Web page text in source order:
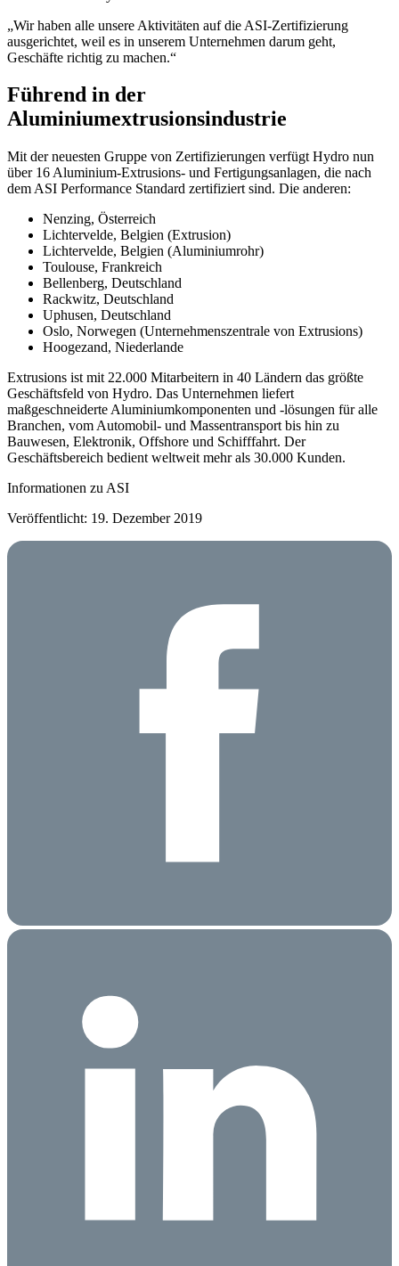
„Wir haben alle unsere Aktivitäten auf die ASI-Zertifizierung
ausgerichtet, weil es in unserem Unternehmen darum geht,
Geschäfte richtig zu machen.“
Führend in der
Aluminiumextrusionsindustrie
Mit der neuesten Gruppe von Zertifizierungen verfügt Hydro nun
über 16 Aluminium-Extrusions- und Fertigungsanlagen, die nach
dem ASI Performance Standard zertifiziert sind. Die anderen:
Nenzing, Österreich
Lichtervelde, Belgien (Extrusion)
Lichtervelde, Belgien (Aluminiumrohr)
Toulouse, Frankreich
Bellenberg, Deutschland
Rackwitz, Deutschland
Uphusen, Deutschland
Oslo, Norwegen (Unternehmenszentrale von Extrusions)
Hoogezand, Niederlande
Extrusions ist mit 22.000 Mitarbeitern in 40 Ländern das größte
Geschäftsfeld von Hydro. Das Unternehmen liefert
maßgeschneiderte Aluminiumkomponenten und -lösungen für alle
Branchen, vom Automobil- und Massentransport bis hin zu
Bauwesen, Elektronik, Offshore und Schifffahrt. Der
Geschäftsbereich bedient weltweit mehr als 30.000 Kunden.
Informationen zu ASI
Veröffentlicht: 19. Dezember 2019